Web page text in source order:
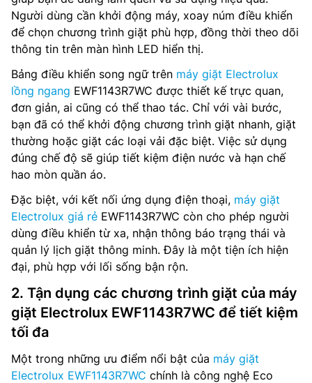
Người dùng cần khởi động máy, xoay núm điều khiển
để chọn chương trình giặt phù hợp, đồng thời theo dõi
thông tin trên màn hình LED hiển thị.
Bảng điều khiển song ngữ trên máy giặt Electrolux
lồng ngang EWF1143R7WC được thiết kế trực quan,
đơn giản, ai cũng có thể thao tác. Chỉ với vài bước,
bạn đã có thể khởi động chương trình giặt nhanh, giặt
thường hoặc giặt các loại vải đặc biệt. Việc sử dụng
đúng chế độ sẽ giúp tiết kiệm điện nước và hạn chế
hao mòn quần áo.
Đặc biệt, với kết nối ứng dụng điện thoại, máy giặt
Electrolux giá rẻ EWF1143R7WC còn cho phép người
dùng điều khiển từ xa, nhận thông báo trạng thái và
quản lý lịch giặt thông minh. Đây là một tiện ích hiện
đại, phù hợp với lối sống bận rộn.
2. Tận dụng các chương trình giặt của máy
giặt Electrolux EWF1143R7WC để tiết kiệm
tối đa
Một trong những ưu điểm nổi bật của máy giặt
Electrolux EWF1143R7WC chính là công nghệ Eco